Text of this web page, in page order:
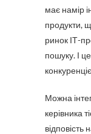
має намір
продукти,
ринок ІТ-
пошуку. І
Можна
керівника